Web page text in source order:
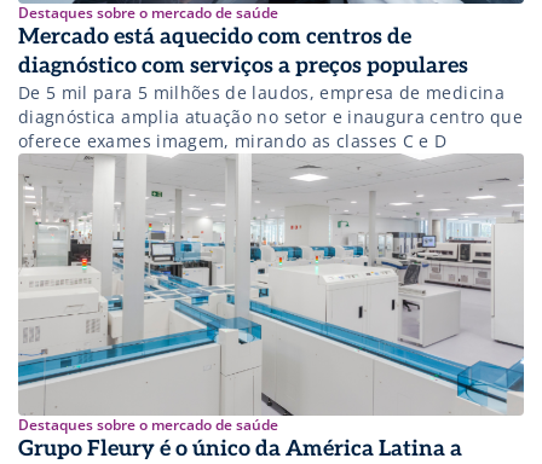
Destaques sobre o mercado de saúde
Mercado está aquecido com centros de
diagnóstico com serviços a preços populares
De 5 mil para 5 milhões de laudos, empresa de medicina
diagnóstica amplia atuação no setor e inaugura centro que
oferece exames imagem, mirando as classes C e D
Destaques sobre o mercado de saúde
Grupo Fleury é o único da América Latina a